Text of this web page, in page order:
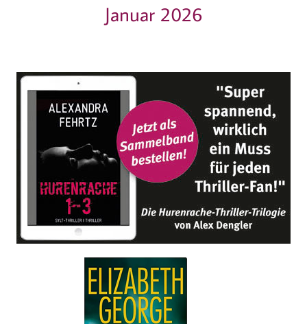
Januar 2026